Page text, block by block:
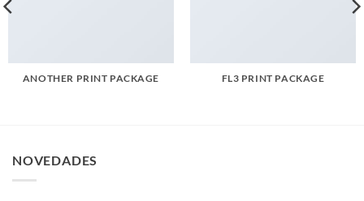
ANOTHER PRINT PACKAGE FL3 PRINT PACKAGE
NOVEDADES